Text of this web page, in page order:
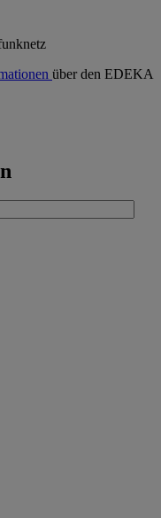
über den EDEKA